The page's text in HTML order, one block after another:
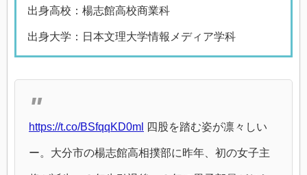
出身高校：楊志館高校商業科
出身大学：日本文理大学情報メディア学科
https://t.co/BSfqqKD0ml 四股を踏む姿が凛々しい
ー。大分市の楊志館高相撲部に昨年、初の女子主